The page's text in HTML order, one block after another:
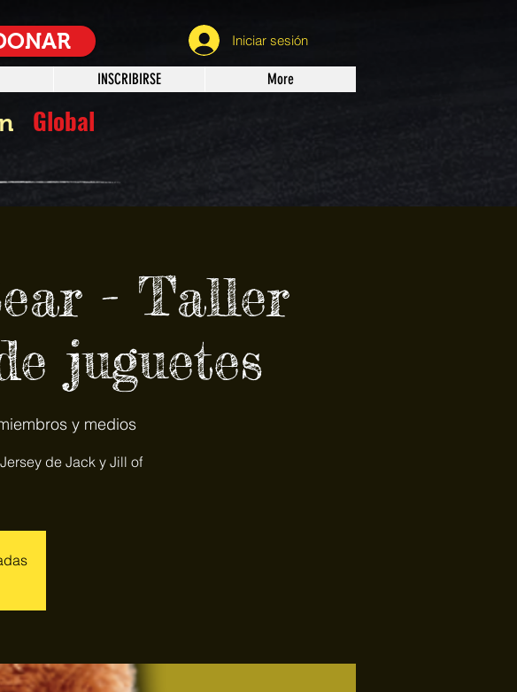
INSCRIBIRSE More
Iniciar sesión
Global
- Taller
juguetes
y medios
de Jack y Jill of